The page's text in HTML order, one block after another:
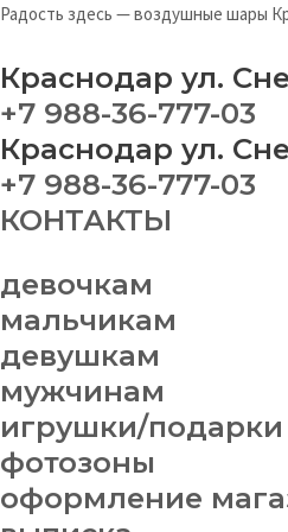
Перейти
содержимому
Радость здесь — воздушные шары
Краснодар ул.
+7 988-36-777-03
Краснодар ул.
+7 988-36-777-03
КОНТАКТЫ
девочкам
мальчикам
девушкам
мужчинам
игрушки/подарки
фотозоны
оформление